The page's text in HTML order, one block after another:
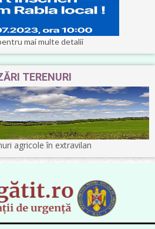
mai multe detalii
TERENURI
agricole în extravilan